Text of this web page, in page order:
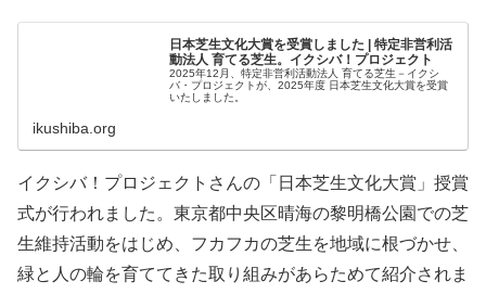
日本芝生文化大賞を受賞しました | 特定非営利活
動法人 育てる芝生。イクシバ！プロジェクト
2025年12月、特定非営利活動法人 育てる芝生－イクシ
バ・プロジェクトが、2025年度 日本芝生文化大賞を受賞
いたしました。
ikushiba.org
イクシバ！プロジェクトさんの「日本芝生文化大賞」授賞
式が行われました。東京都中央区晴海の黎明橋公園での芝
生維持活動をはじめ、フカフカの芝生を地域に根づかせ、
緑と人の輪を育ててきた取り組みがあらためて紹介されま